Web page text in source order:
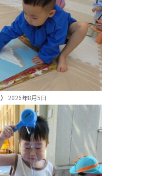
2026年8月5日